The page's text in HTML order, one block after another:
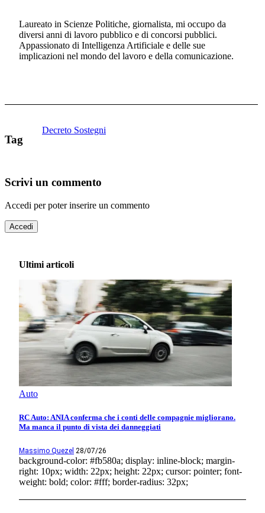
Laureato in Scienze Politiche, giornalista, mi occupo da
diversi anni di lavoro pubblico e di concorsi pubblici.
Appassionato di Intelligenza Artificiale e delle sue
implicazioni nel mondo del lavoro e della comunicazione.
Tag
Decreto Sostegni
Scrivi un commento
Accedi per poter inserire un commento
Accedi
Ultimi articoli
Auto
RC Auto: ANIA conferma che i conti delle compagnie migliorano.
Ma manca il punto di vista dei danneggiati
Massimo Quezel 28/07/26
background-color: #fb580a; display: inline-block; margin-
right: 10px; width: 22px; height: 22px; cursor: pointer; font-
weight: bold; color: #fff; border-radius: 32px;